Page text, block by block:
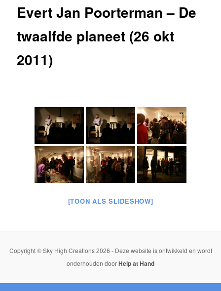
Evert Jan Poorterman – De
twaalfde planeet (26 okt
2011)
[TOON ALS SLIDESHOW]
Copyright © Sky High Creations 2026 - Deze website is ontwikkeld en wordt
onderhouden doorHelp at Hand